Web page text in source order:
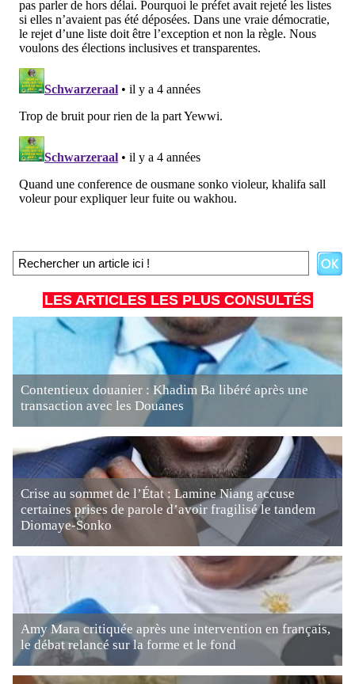
LES ARTICLES LES PLUS CONSULTÉS
Contentieux douanier : Khadim Ba libéré après une
transaction avec les Douanes
Crise au sommet de l’État : Lamine Niang accuse
certaines prises de parole d’avoir fragilisé le tandem
Diomaye-Sonko
Amy Mara critiquée après une intervention en français,
le débat relancé sur la forme et le fond